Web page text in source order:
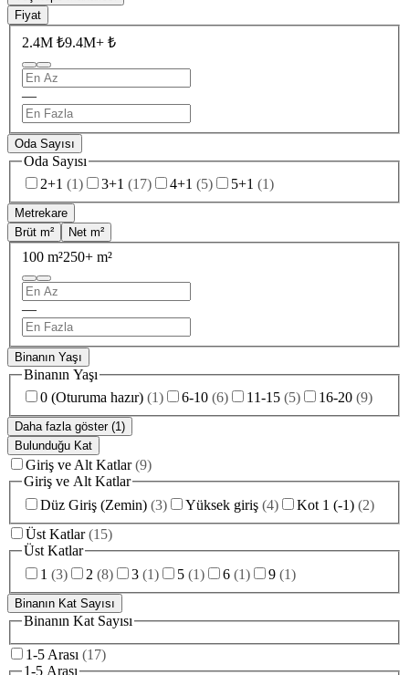
Fiyat
2.4M ₺9.4M+ ₺
—
Oda Sayısı
Oda Sayısı
2+1 (1) 3+1 (17) 4+1 (5) 5+1 (1)
Metrekare
Brüt m²
Net m²
100 m²250+ m²
—
Binanın Yaşı
Binanın Yaşı
0 (Oturuma hazır) (1) 6-10 (6) 11-15 (5) 16-20 (9)
Daha fazla göster (1)
Bulunduğu Kat
Giriş ve Alt Katlar (9)
Giriş ve Alt Katlar
Düz Giriş (Zemin) (3) Yüksek giriş (4) Kot 1 (-1) (2)
Üst Katlar (15)
Üst Katlar
1 (3) 2 (8) 3 (1) 5 (1) 6 (1) 9 (1)
Binanın Kat Sayısı
Binanın Kat Sayısı
1-5 Arası (17)
1-5 Arası